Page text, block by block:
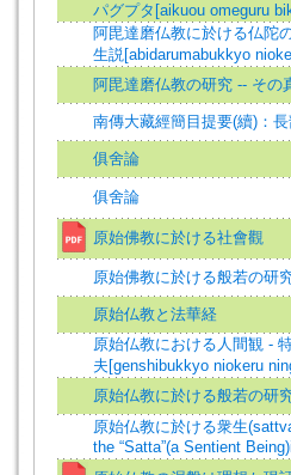
パグプタ[aikuou omeguru
阿毘達磨仏教に於ける仏陀
生説[abidarumabukkyo
阿毘達磨仏教の研究 -- その
南傳大藏經簡目提要(續)：
俱舍論
俱舍論
原始佛教に於ける社會觀
原始佛教に於ける般若の研
原始仏教と法華経
原始仏教における人間観 -
夫[genshibukkyo niokeru
原始仏教に於ける般若の研
原始仏教に於ける衆生
the “Satta”(a Sentient